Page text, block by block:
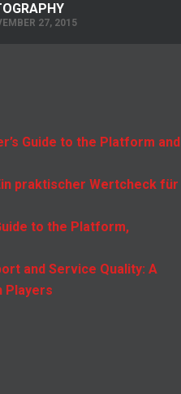
27, 2015
Guide to the Platform and
praktischer Wertcheck für
to the Platform,
and Service Quality: A
Players